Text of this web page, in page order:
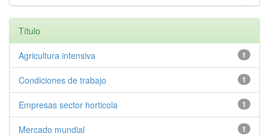
Título
1
Agricultura intensiva
1
Condiciones de trabajo
1
Empresas sector horticola
1
Mercado mundial